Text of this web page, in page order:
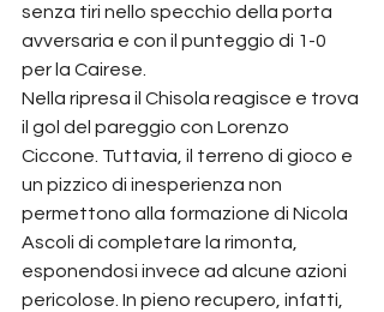
senza tiri nello specchio della porta
avversaria e con il punteggio di 1-0
per la Cairese.
Nella ripresa il Chisola reagisce e trova
il gol del pareggio con Lorenzo
Ciccone. Tuttavia, il terreno di gioco e
un pizzico di inesperienza non
permettono alla formazione di Nicola
Ascoli di completare la rimonta,
esponendosi invece ad alcune azioni
pericolose. In pieno recupero, infatti,